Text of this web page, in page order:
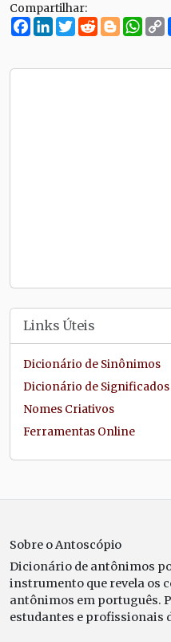
Compartilhar:
Facebook
LinkedIn
Twitter
RedditBlogger
Links Úteis
Dicionário de Sinônimos
Dicionário de Significados
Nomes Criativos
Ferramentas Online
Sobre o Antoscópio
Dicionário de antônimos
instrumento que revela os
antônimos em português.
estudantes e profissionais